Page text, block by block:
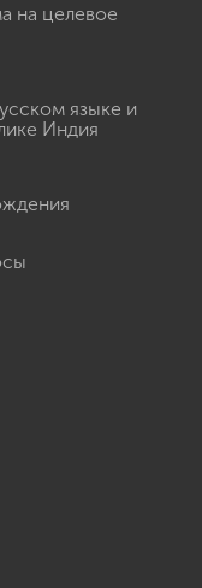
на целевое
языке и
Индия